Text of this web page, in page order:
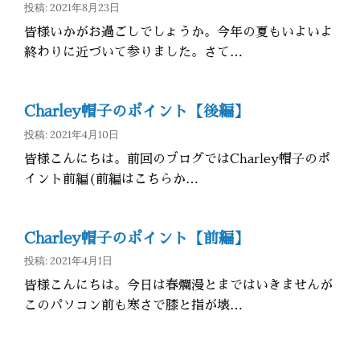
投稿: 2021年8月23日
皆様いかがお過ごしでしょうか。今年の夏もいよいよ
終わりに近づいて参りました。さて…
Charley帽子のポイント【後編】
投稿: 2021年4月10日
皆様こんにちは。前回のブログではCharley帽子のポ
イント前編(前編はこちらか…
Charley帽子のポイント【前編】
投稿: 2021年4月1日
皆様こんにちは。今日は春爛漫とまではいきませんが
このパソコン前も寒さで膝と指が壊…